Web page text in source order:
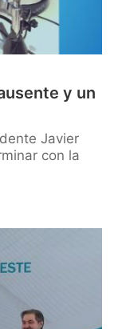
y un
Javier
con la